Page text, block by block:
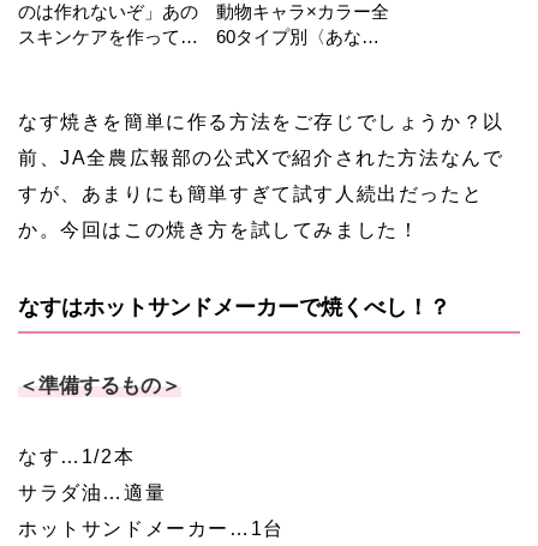
のは作れないぞ」あの
スキンケアを作ってい
動物キャラ×カラー全
60タイプ別〈あなた
なす焼きを簡単に作る方法をご存じでしょうか？以
前、JA全農広報部の公式Xで紹介された方法なんで
すが、あまりにも簡単すぎて試す人続出だったと
か。今回はこの焼き方を試してみました！
なすはホットサンドメーカーで焼くべし！？
＜準備するもの＞
なす…1/2本
サラダ油…適量
ホットサンドメーカー…1台